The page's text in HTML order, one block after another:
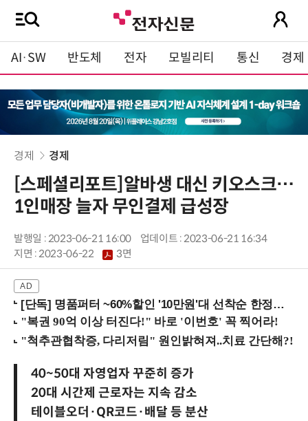
AI·SW 반도체 전자 모빌리티 통신 경제
경제 경제
[스페셜리포트]알바생 대신 키오스크…
1인매장 늘자 무인결제 급성장
발행일 : 2023-06-21 16:00
업데이트 : 2023-06-21 16:34
지면 :2023-06-22 3면
[단독] 명품퍼터 ~60%할인 '10만원'대 선착순 한정판매!
40~50대 자영업자 꾸준히 증가
20대 시간제 근로자는 지속 감소
테이블오더·QR코드·배달 등 분산